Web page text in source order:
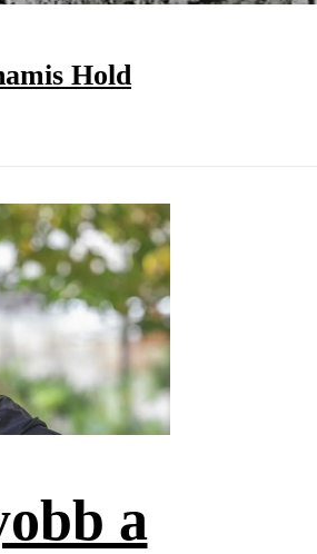
Hold
a